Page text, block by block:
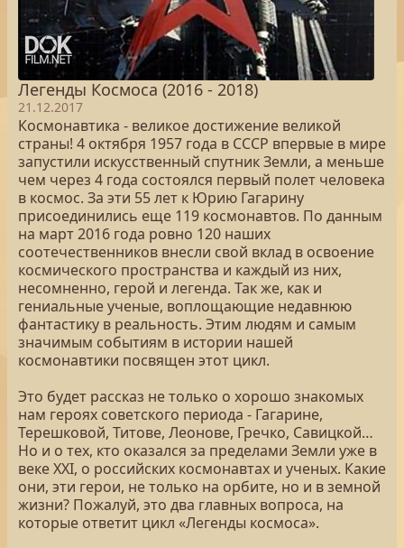
Легенды Космоса (2016 - 2018)
21.12.2017
Космонавтика - великое достижение великой
страны! 4 октября 1957 года в СССР впервые в мире
запустили искусственный спутник Земли, а меньше
чем через 4 года состоялся первый полет человека
в космос. За эти 55 лет к Юрию Гагарину
присоединились еще 119 космонавтов. По данным
на март 2016 года ровно 120 наших
соотечественников внесли свой вклад в освоение
космического пространства и каждый из них,
несомненно, герой и легенда. Так же, как и
гениальные ученые, воплощающие недавнюю
фантастику в реальность. Этим людям и самым
значимым событиям в истории нашей
космонавтики посвящен этот цикл.
Это будет рассказ не только о хорошо знакомых
нам героях советского периода - Гагарине,
Терешковой, Титове, Леонове, Гречко, Савицкой…
Но и о тех, кто оказался за пределами Земли уже в
веке XXI, о российских космонавтах и ученых. Какие
они, эти герои, не только на орбите, но и в земной
жизни? Пожалуй, это два главных вопроса, на
которые ответит цикл «Легенды космоса».